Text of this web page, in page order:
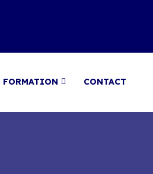
FORMATION CONTACT